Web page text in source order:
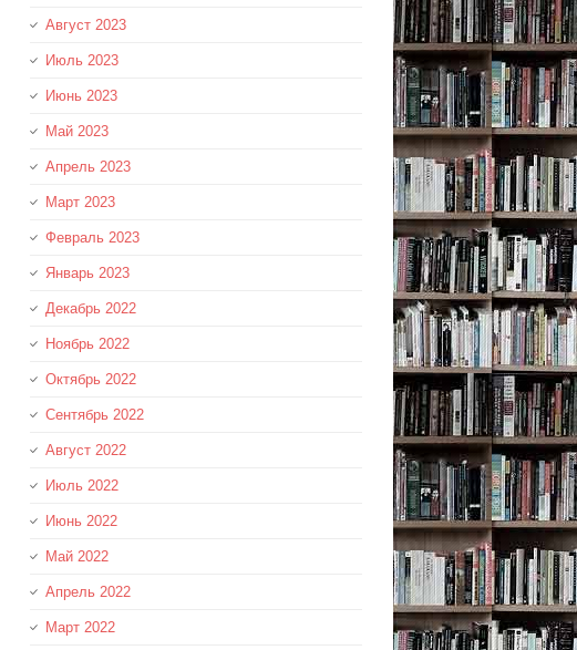
Август 2023
Июль 2023
Июнь 2023
Май 2023
Апрель 2023
Март 2023
Февраль 2023
Январь 2023
Декабрь 2022
Ноябрь 2022
Октябрь 2022
Сентябрь 2022
Август 2022
Июль 2022
Июнь 2022
Май 2022
Апрель 2022
Март 2022